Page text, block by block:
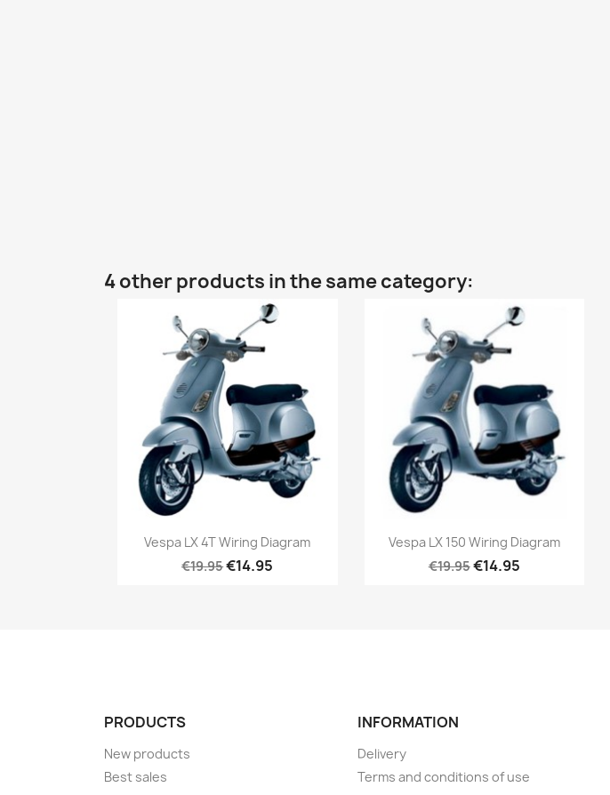
4 other products in the same category:
Vespa LX 4T Wiring Diagram
€19.95€14.95
Vespa LX 150 Wiring Diagram
€19.95€14.95
PRODUCTS
New products
Best sales
INFORMATION
Delivery
Terms and conditions of use